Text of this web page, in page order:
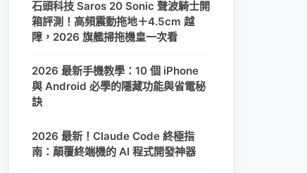
石頭科技 Saros 20 Sonic 聲波騎士開
箱評測！高頻震動拖地＋4.5cm 越
障，2026 旗艦掃拖機皇一次看
2026 最新手機教學：10 個 iPhone
與 Android 必學的隱藏功能與省電秘
訣
2026 最新！Claude Code 終極指
南：顛覆終端機的 AI 程式開發神器